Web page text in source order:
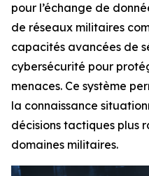
pour l’échange de
de réseaux militaires
capacités avancées de
cybersécurité pour
menaces. Ce système
la connaissance
décisions tactiques plus
domaines militaires.